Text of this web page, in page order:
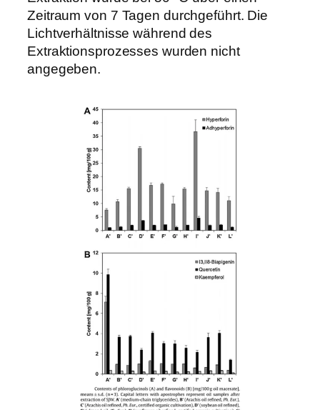
Zeitraum von 7 Tagen durchgeführt. Die
Lichtverhältnisse während des
Extraktionsprozesses wurden nicht
angegeben.